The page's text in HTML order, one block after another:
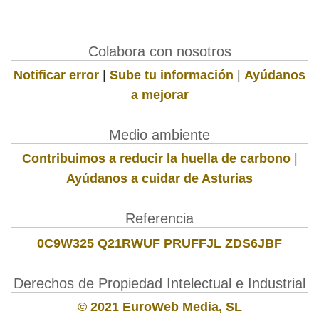
Colabora con nosotros
Notificar error | Sube tu información | Ayúdanos
a mejorar
Medio ambiente
Contribuimos a reducir la huella de carbono|
Ayúdanos a cuidar de Asturias
Referencia
0C9W325 Q21RWUF PRUFFJL ZDS6JBF
Derechos de Propiedad Intelectual e Industrial
© 2021 EuroWeb Media, SL